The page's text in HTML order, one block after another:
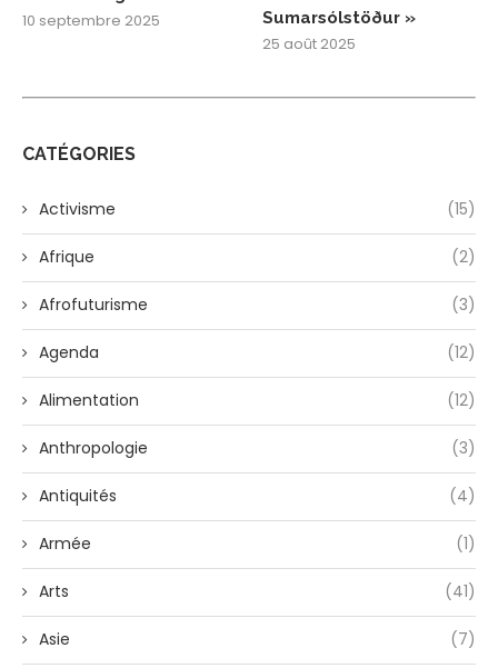
10 septembre 2025
Sumarsólstöður »
25 août 2025
CATÉGORIES
Activisme (15)
Afrique (2)
Afrofuturisme (3)
Agenda (12)
Alimentation (12)
Anthropologie (3)
Antiquités (4)
Armée (1)
Arts (41)
Asie (7)